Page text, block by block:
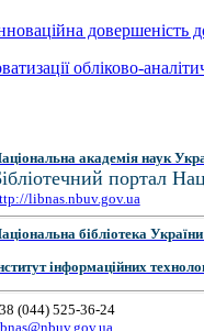
довершеність
обліково-
академія наук
портал
libnas.nbuv.gov.ua
бібліотека
інформаційних
(044) 525-36-24